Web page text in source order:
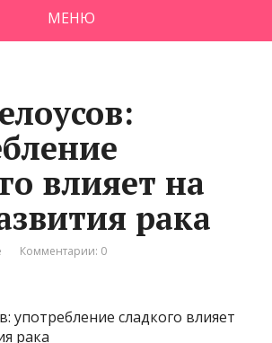
МЕНЮ
влияет на
рака
Комментарии: 0